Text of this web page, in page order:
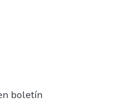
boletín